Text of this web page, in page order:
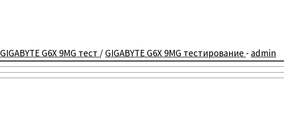
GIGABYTE G6X 9MG тест / GIGABYTE G6X 9MG тестирование - admin